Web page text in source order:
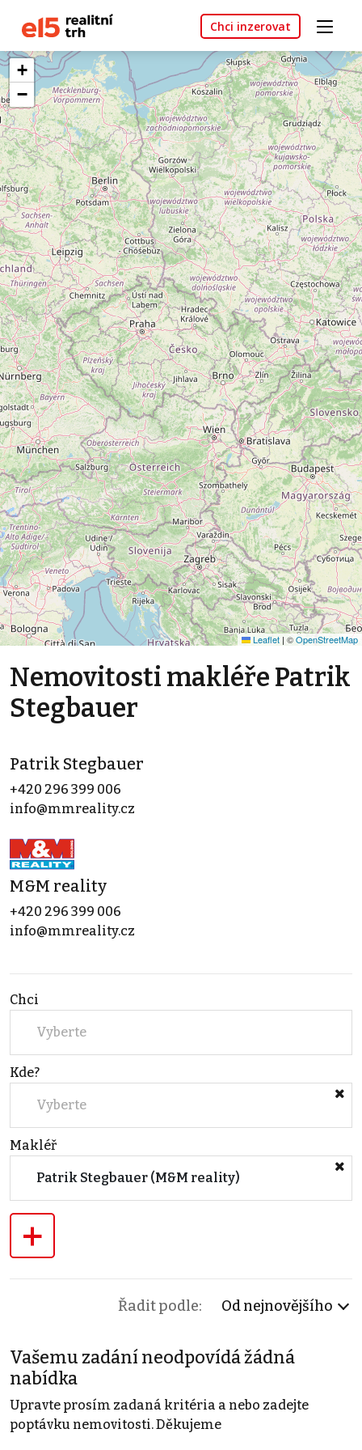
Chci inzerovat
+
−
Leaflet | ©OpenStreetMap
Nemovitosti makléře Patrik
Stegbauer
Patrik Stegbauer
+420 296 399 006
info@mmreality.cz
M&M reality
+420 296 399 006
info@mmreality.cz
Chci
Vyberte
Kde?
Vyberte
Makléř
Patrik Stegbauer (M&M reality)
+
Řadit podle: Od nejnovějšího
Vašemu zadání neodpovídá žádná
nabídka
Upravte prosím zadaná kritéria a nebo zadejte
poptávku nemovitosti. Děkujeme